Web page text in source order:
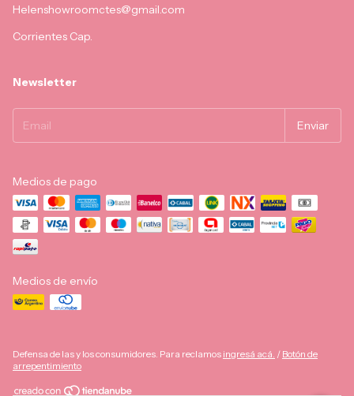
Helenshowroomctes@gmail.com
Corrientes Cap.
Newsletter
Medios de pago
Medios de envío
Defensa de las y los consumidores. Para reclamos ingresá acá. / Botón de
arrepentimiento